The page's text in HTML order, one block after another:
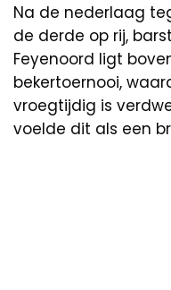
Na de nederlaag
de derde op rij,
Feyenoord ligt
bekertoernooi,
vroegtijdig is
voelde dit als een